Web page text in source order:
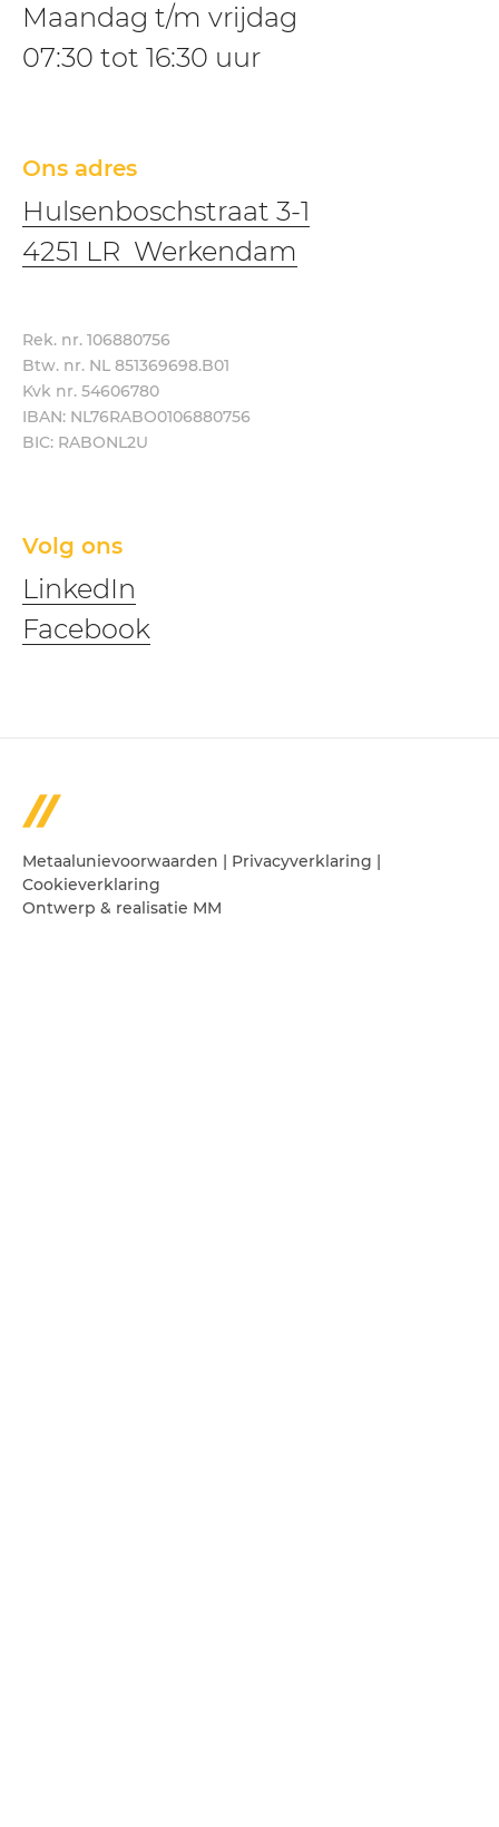
Ons adres
Hulsenboschstraat 3-1
4251 LR Werkendam
Rek. nr. 106880756
Btw. nr. NL 851369698.B01
Kvk nr. 54606780
IBAN: NL76RABO0106880756
BIC: RABONL2U
Maandag t/m vrijdag
07:30 tot 16:30 uur
Volg ons
LinkedIn
Facebook
Metaalunievoorwaarden Privacyverklaring
Cookieverklaring
Ontwerp & realisatie MM